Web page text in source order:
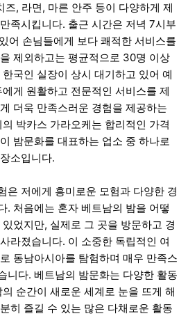
즈, 라면, 마른 안주 등이 다양하게 제
족시킵니다. 출근 시간은 저녁 7시부
어 손님들에게 보다 쾌적한 서비스를
제외하고는 평균적으로 30명 이상
국인 실장이 상시 대기하고 있어 예
게 원활하고 전문적인 서비스를 제
더욱 만족스러운 경험을 제공하는
박카스 가라오케는 합리적인 가격
밤문화를 대표하는 업소 중 하나로
소입니다.
은 저에게 흥미로운 모험과 다양한 경
. 처음에는 혼자 베트남의 밤을 어떻
었지만, 실제로 그 곳을 방문하고 경
라졌습니다. 이 소중한 독립적인 여
동남아시아를 탐험하며 매우 만족스
니다. 베트남의 밤문화는 다양한 활동
순간이 새로운 세계로 눈을 뜨게 해
히 즐길 수 있는 많은 다채로운 활동